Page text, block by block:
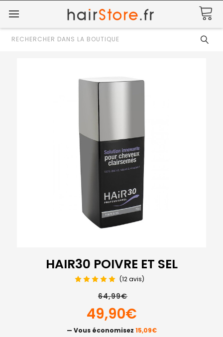
Rechercher
HAIR30 POIVRE ET SEL
(12 avis)
64,99€
49,90€
— Vous économisez 15,09€